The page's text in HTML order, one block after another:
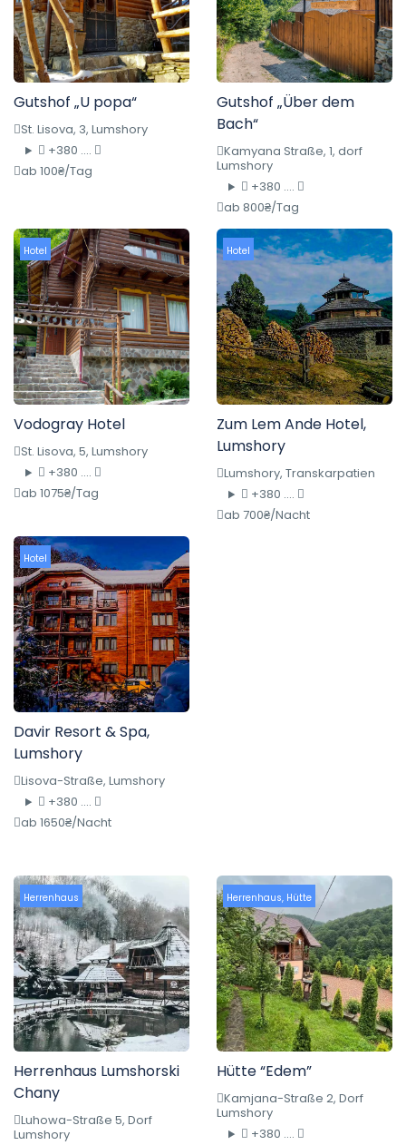
Gutshof „U popa“
St. Lisova, 3, Lumshory
+380 ....
ab 100₴/Tag
Gutshof „Über dem
Bach“
Kamyana Straße, 1, dorf
Lumshory
+380 ....
ab 800₴/Tag
Hotel
Vodogray Hotel
St. Lisova, 5, Lumshory
+380 ....
ab 1075₴/Tag
Hotel
Zum Lem Ande Hotel,
Lumshory
Lumshory, Transkarpatien
+380 ....
ab 700₴/Nacht
Hotel
Davir Resort & Spa,
Lumshory
Lisova-Straße, Lumshory
+380 ....
ab 1650₴/Nacht
Herrenhaus
Herrenhaus Lumshorski
Chany
Luhowa-Straße 5, Dorf
Lumshory
Herrenhaus, Hütte
Hütte “Edem”
Kamjana-Straße 2, Dorf
Lumshory
+380 ....